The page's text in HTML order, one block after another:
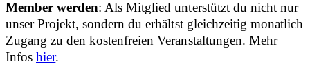
Member werden: Als Mitglied unterstützt du nicht nur
unser Projekt, sondern du erhältst gleichzeitig monatlich
Zugang zu den kostenfreien Veranstaltungen. Mehr
Infoshier.